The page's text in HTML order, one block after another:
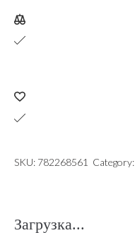
1ПКТ-1-
LS
конц.
(1кВ,
я,
SKU: 782268561 Category:
Загрузка...